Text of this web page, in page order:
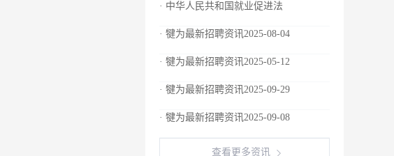
· 中华人民共和国就业促进法
· 犍为最新招聘资讯2025-08-04
· 犍为最新招聘资讯2025-05-12
· 犍为最新招聘资讯2025-09-29
· 犍为最新招聘资讯2025-09-08
查看更多资讯